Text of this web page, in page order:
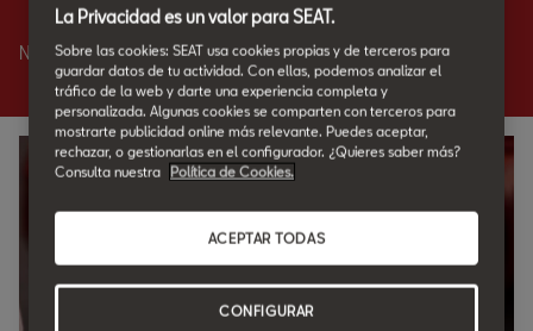
Nadie como SEAT para cuidar de tu SEAT.
La Privacidad es un valor para SEAT.
Sobre las cookies: SEAT usa cookies propias y de terceros para
guardar datos de tu actividad. Con ellas, podemos analizar el
tráfico de la web y darte una experiencia completa y
personalizada. Algunas cookies se comparten con terceros para
mostrarte publicidad online más relevante. Puedes aceptar,
rechazar, o gestionarlas en el configurador. ¿Quieres saber más?
Consulta nuestra
Política de Cookies.
ACEPTAR TODAS
CONFIGURAR